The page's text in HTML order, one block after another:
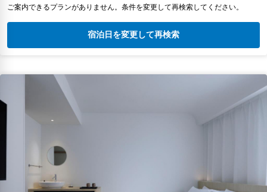
ご案内できるプランがありません。条件を変更して再検索してください。
宿泊日を変更して再検索